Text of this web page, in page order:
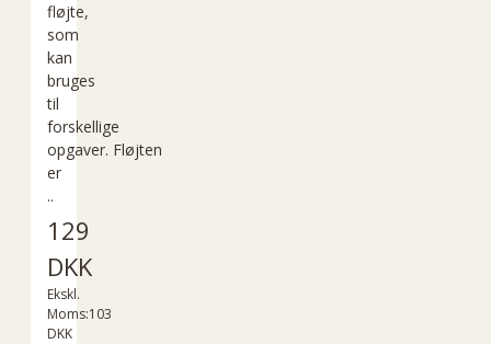
fløjte,
som
kan
bruges
til
forskellige
opgaver. Fløjten
er
..
129
DKK
Ekskl.
Moms:103
DKK